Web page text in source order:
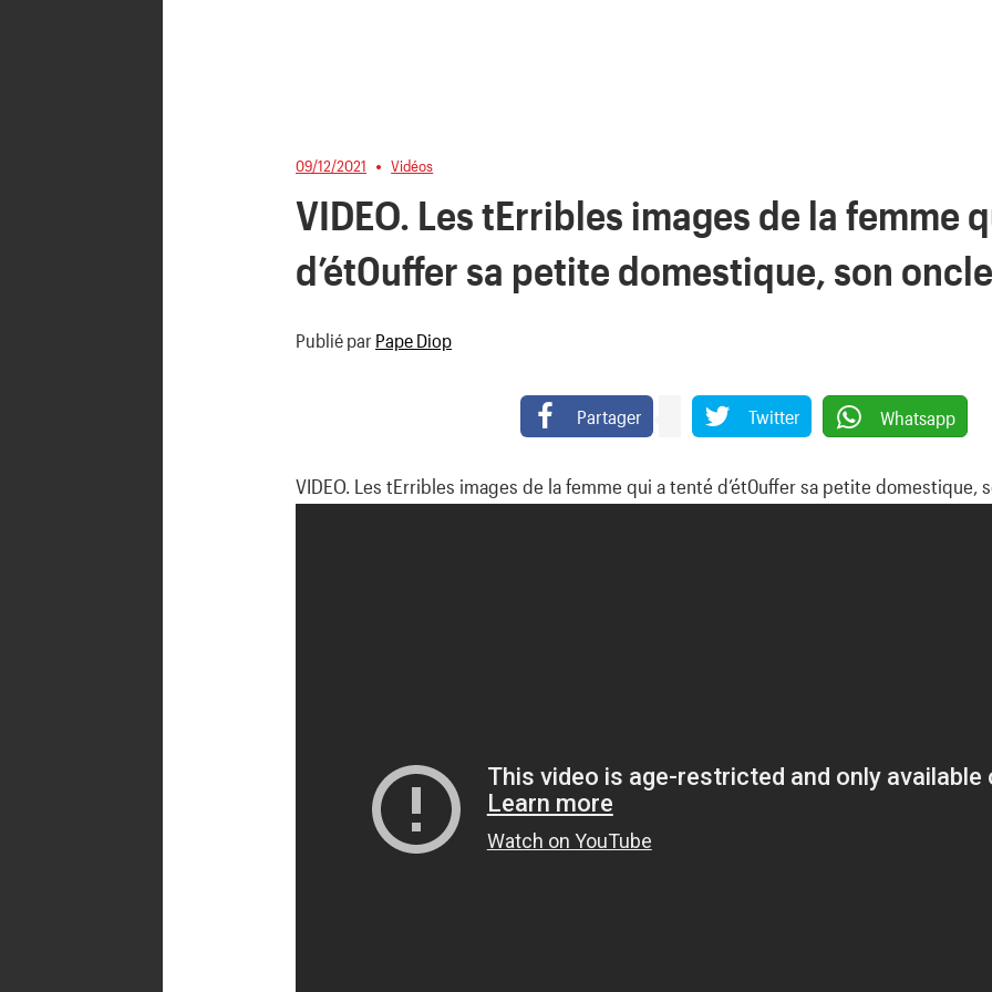
09/12/2021 Vidéos
VIDEO. Les tErribles images de la femme
d’ét0uffer sa petite domestique, son
Publié par Pape Diop
Partager Twitter Whatsapp
VIDEO. Les tErribles images de la femme qui a tenté d’ét0uffer sa petite domestique,